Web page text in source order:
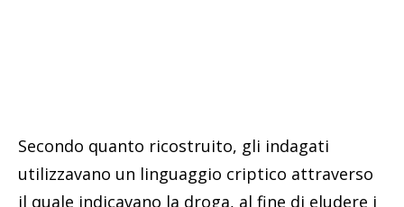
Secondo quanto ricostruito, gli indagati
utilizzavano un linguaggio criptico attraverso
il quale indicavano la droga, al fine di eludere i